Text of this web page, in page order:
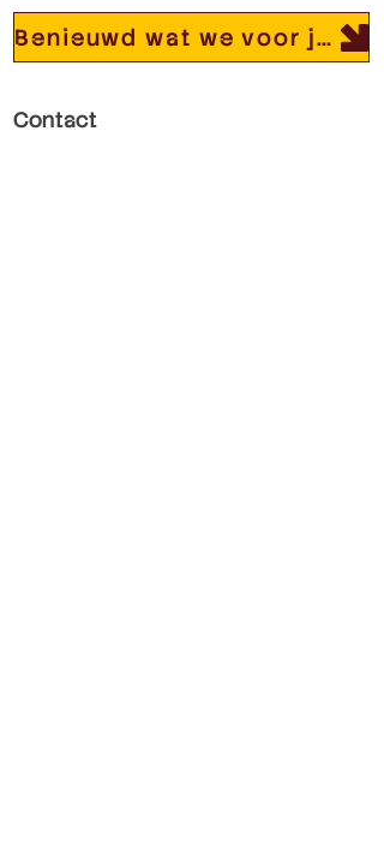
Benieuwd wat we voor jouw organisatie kunnen betekenen?
Contact